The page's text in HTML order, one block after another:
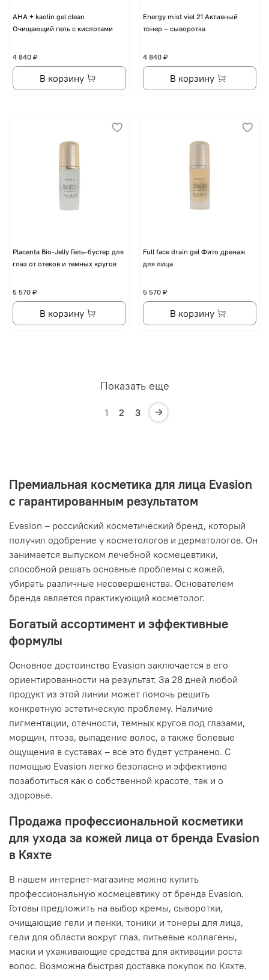
AHA + kaolin gel clean
Очищающий гель с кислотами
4 840 ₽
В корзину
Energy mist viel 21 Активный
тонер – сыворотка
4 840 ₽
В корзину
Placenta Bio-Jelly Гель-бустер для
глаз от отеков и темных кругов
5 570 ₽
В корзину
Full face drain gel Фито дренаж
для лица
5 570 ₽
В корзину
Показать еще
1 2 3
Премиальная косметика для лица Evasion
с гарантированным результатом
Evasion – российский косметический бренд, который
получил одобрение у косметологов и дерматологов. Он
занимается выпуском лечебной космецевтики,
способной решать основные проблемы с кожей,
убирать различные несовершенства. Основателем
бренда является практикующий косметолог.
Богатый ассортимент и эффективные
формулы
Основное достоинство Evasion заключается в его
ориентированности на результат. За 28 дней любой
продукт из этой линии может помочь решить
конкретную эстетическую проблему. Наличие
пигментации, отечности, темных кругов под глазами,
морщин, птоза, выпадение волос, а также болевые
ощущения в суставах – все это будет устранено. С
помощью Evasion легко безопасно и эффективно
позаботиться как о собственной красоте, так и о
здоровье.
Продажа профессиональной косметики
для ухода за кожей лица от бренда Evasion
в Кяхте
В нашем интернет-магазине можно купить
профессиональную космецевтику от бренда Evasion.
Готовы предложить на выбор кремы, сыворотки,
очищающие гели и пенки, тоники и тонеры для лица,
гели для области вокруг глаз, питьевые коллагены,
маски и ухаживающие средства для активации роста
волос. Возможна быстрая доставка покупок по Кяхте.